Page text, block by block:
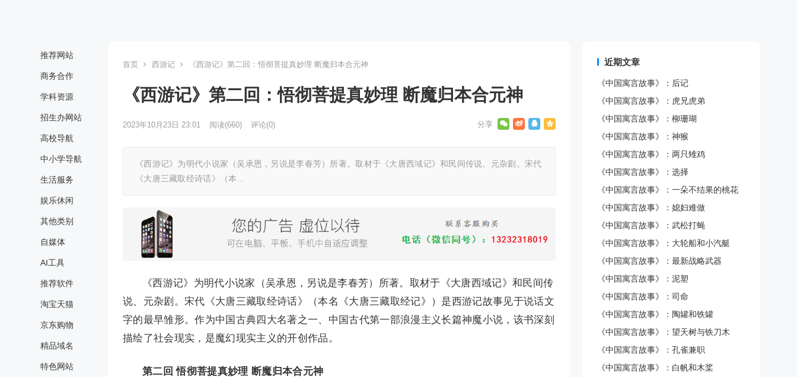
推荐网站
商务合作
学科资源
招生办网站
高校导航
中小学导航
生活服务
娱乐休闲
其他类别
自媒体
AI工具
推荐软件
淘宝天猫
京东购物
精品域名
特色网站
首页 西游记 《西游记》第二回：悟彻菩提真妙理 断魔归本合元神
《西游记》第二回：悟彻菩提真妙理 断魔归本合元神
2023年10月23日 23:01 阅读(660) 评论(0)
《西游记》为明代小说家（吴承恩，另说是李春芳）所著。取材于《大唐西域记》和民间传说、元杂剧。宋代
《大唐三藏取经诗话》（本…
《西游记》为明代小说家（吴承恩，另说是李春芳）所著。取材于《大唐西域记》和民间传
说、元杂剧。宋代《大唐三藏取经诗话》（本名《大唐三藏取经记》）是西游记故事见于说话文
字的最早雏形。作为中国古典四大名著之一、中国古代第一部浪漫主义长篇神魔小说，该书深刻
描绘了社会现实，是魔幻现实主义的开创作品。
第二回 悟彻菩提真妙理 断魔归本合元神
近期文章
《中国寓言故事》：后记
《中国寓言故事》：虎兄虎弟
《中国寓言故事》：柳珊瑚
《中国寓言故事》：神猴
《中国寓言故事》：两只雉鸡
《中国寓言故事》：选择
《中国寓言故事》：一朵不结果的桃花
《中国寓言故事》：媳妇难做
《中国寓言故事》：武松打蝇
《中国寓言故事》：大轮船和小汽艇
《中国寓言故事》：最新战略武器
《中国寓言故事》：泥塑
《中国寓言故事》：司命
《中国寓言故事》：陶罐和铁罐
《中国寓言故事》：望天树与铁刀木
《中国寓言故事》：孔雀兼职
《中国寓言故事》：白帆和木桨